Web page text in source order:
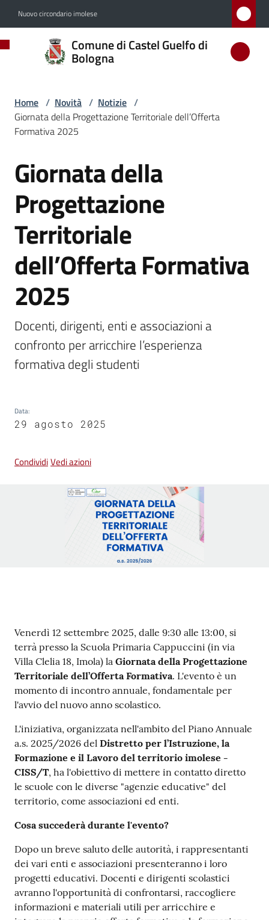
Nuovo circondario imolese
Comune di Castel Guelfo di
Bologna
Comune
di
Guelfo
di
Bologna
Amministrazione
Novità
Menu selezionato
Servizi
Vivere
Guelfo
online
gli
Home / Novità / Notizie /
Giornata della Progettazione Territoriale dell’Offerta
Formativa 2025
Salta al contenuto
Giornata della
Progettazione
Territoriale
dell’Offerta Formativa
2025
Docenti, dirigenti, enti e associazioni a
confronto per arricchire l’esperienza
formativa degli studenti
Data:
29 agosto 2025
CondividiVedi azioni
Contenuto
Venerdì 12 settembre 2025, dalle 9:30 alle 13:00, si
terrà presso la Scuola Primaria Cappuccini (in via
Villa Clelia 18, Imola) la Giornata della Progettazione
Territoriale dell’Offerta Formativa. L'evento è un
momento di incontro annuale, fondamentale per
l'avvio del nuovo anno scolastico.
L'iniziativa, organizzata nell'ambito del Piano Annuale
a.s. 2025/2026 del Distretto per l’Istruzione, la
Formazione e il Lavoro del territorio imolese -
CISS/T, ha l'obiettivo di mettere in contatto diretto
le scuole con le diverse "agenzie educative" del
territorio, come associazioni ed enti.
Cosa succederà durante l'evento?
Dopo un breve saluto delle autorità, i rappresentanti
dei vari enti e associazioni presenteranno i loro
progetti educativi. Docenti e dirigenti scolastici
avranno l'opportunità di confrontarsi, raccogliere
informazioni e materiali utili per arricchire e